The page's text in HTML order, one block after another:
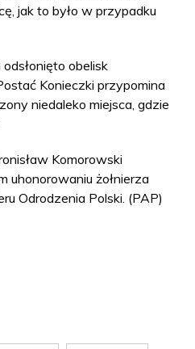
jak to było w przypadku
obelisk
Konieczki przypomina
niedaleko miejsca, gdzie
Komorowski
uhonorowaniu żołnierza
Odrodzenia Polski. (PAP)